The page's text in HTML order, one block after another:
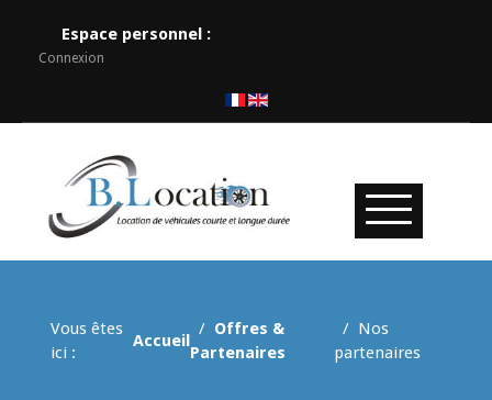
Espace personnel :
Connexion
Vous êtes
ici :
Accueil
Offres &
Partenaires
Nos
partenaires